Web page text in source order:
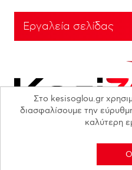
Εργαλεία σελίδας
Στο kesisoglou.gr
διασφαλίσουμε την
καλύτερη